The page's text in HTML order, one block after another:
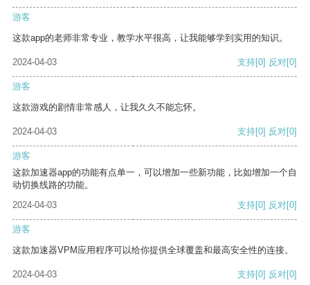
游客
这款app的老师非常专业，教学水平很高，让我能够学到实用的知识。
2024-04-03 支持[0] 反对[0]
游客
这款游戏的剧情非常感人，让我久久不能忘怀。
2024-04-03 支持[0] 反对[0]
游客
这款加速器app的功能有点单一，可以增加一些新功能，比如增加一个自
动切换线路的功能。
2024-04-03
支持[0] 反对[0]
游客
这款加速器VPM应用程序可以给你提供全球覆盖和最高安全性的连接。
2024-04-03 支持[0] 反对[0]